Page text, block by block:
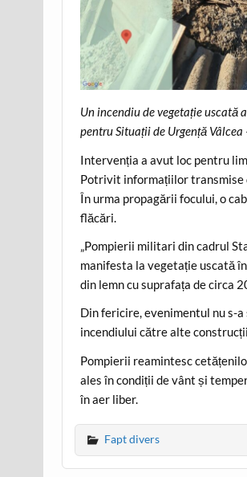
Un incendiu de vegetație
pentru Situații de Urgență
Intervenția a avut loc pentru
Potrivit informațiilor transmise
În urma propagării focului, o
flăcări.
„Pompierii militari din cadrul
manifesta la vegetație uscată
din lemn cu suprafața de circa
Din fericire, evenimentul nu s-
incendiului către alte
Pompierii reamintesc
ales în condiții de vânt și
în aer liber.
Fapt divers